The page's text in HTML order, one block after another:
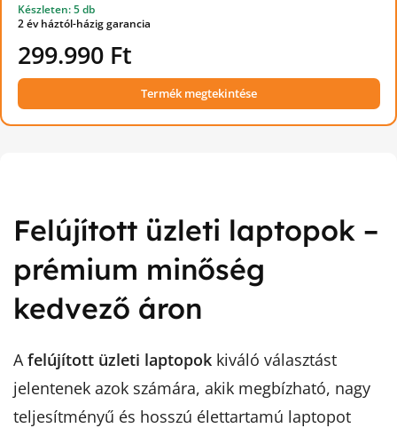
Készleten: 5 db
2 év háztól-házig garancia
299.990 Ft
Termék megtekintése
Felújított üzleti laptopok –
prémium minőség
kedvező áron
Afelújított üzleti laptopok kiváló választást
jelentenek azok számára, akik megbízható, nagy
teljesítményű és hosszú élettartamú laptopot